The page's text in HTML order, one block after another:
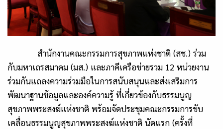
สำนักงานคณะกรรมการสุขภาพแห่งชาติ (สช.) ร่วม
กับมหาเถรสมาคม (มส.) และภาคีเครือข่ายรวม 12 หน่วยงาน
ร่วมกันแถลงความร่วมมือในการสนับสนุนและส่งเสริมการ
พัฒนาฐานข้อมูลและองค์ความรู้ ที่เกี่ยวข้องกับธรรมนูญ
สุขภาพพระสงฆ์แห่งชาติ พร้อมจัดประชุมคณะกรรมการขับ
เคลื่อนธรรมนูญสุขภาพพระสงฆ์แห่งชาติ นัดแรก (ครั้งที่